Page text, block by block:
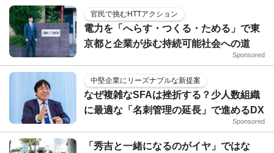
官民で挑むHTTアクション
電力を「へらす・つくる・ためる」で東
京都と企業が歩む持続可能社会への道
Sponsored
中堅企業にリーズナブルな新提案
なぜ複雑なSFAは挫折する？少人数組織
に最適な「名刺管理の延長」で進めるDX
Sponsored
「秀吉と一緒になるのがイヤ」ではな